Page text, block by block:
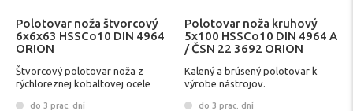
Polotovar noža štvorcový
6x6x63 HSSCo10 DIN 4964
ORION
Štvorcový polotovar noža z
rýchloreznej kobaltovej ocele
do 3 prac. dní
Polotovar noža kruhový
5x100 HSSCo10 DIN 4964 A
/ ČSN 22 3692 ORION
Kalený a brúsený polotovar k
výrobe nástrojov.
do 3 prac. dní